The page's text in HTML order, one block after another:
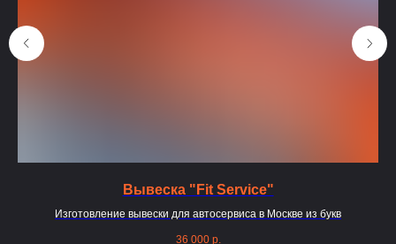
Вывеска "Fit Service"
Изготовление вывески для автосервиса в Москве из букв
36 000 р.